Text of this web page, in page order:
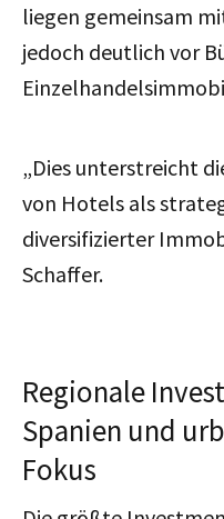
liegen gemeinsam
jedoch deutlich vor
„Dies unterstreicht
von Hotels als
diversifizierter
Schaffer.
Regionale
Spanien und
Fokus